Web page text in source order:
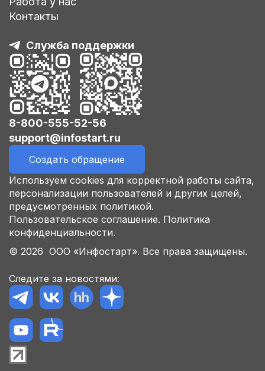
Контакты
Служба поддержки
8-800-555-52-56
support@infostart.ru
Создать обращение
Используем cookies для корректной работы сайта,
персонализации пользователей и других целей,
предусмотренных политикой.
Пользовательское соглашение. Политика
конфиденциальности.
© 2026 ООО «Инфостарт». Все права защищены.
Следите за новостями: